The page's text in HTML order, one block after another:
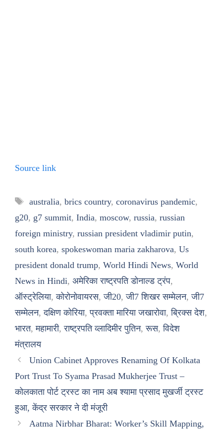
Source link
Tags
australia, brics country, coronavirus pandemic,
g20, g7 summit, India, moscow, russia, russian
foreign ministry, russian president vladimir putin,
south korea, spokeswoman maria zakharova, Us
president donald trump, World Hindi News, World
News in Hindi, अमेरिका राष्ट्रपति डोनाल्ड ट्रंप,
ऑस्ट्रेलिया,कोरोनोवायरस,जी20,जी7 शिखर सम्मेलन,जी7
सम्मेलन,दक्षिण कोरिया,प्रवक्ता मारिया जखारोवा,ब्रिक्स देश,
भारत,महामारी,राष्ट्रपति व्लादिमीर पुतिन,रूस,विदेश
मंत्रालय
Union Cabinet Approves Renaming Of Kolkata
Port Trust To Syama Prasad Mukherjee Trust –
कोलकाता पोर्ट ट्रस्ट का नाम अब श्यामा प्रसाद मुखर्जी ट्रस्ट
हुआ, केंद्र सरकार ने दी मंजूरी
Aatma Nirbhar Bharat: Worker’s Skill Mapping,